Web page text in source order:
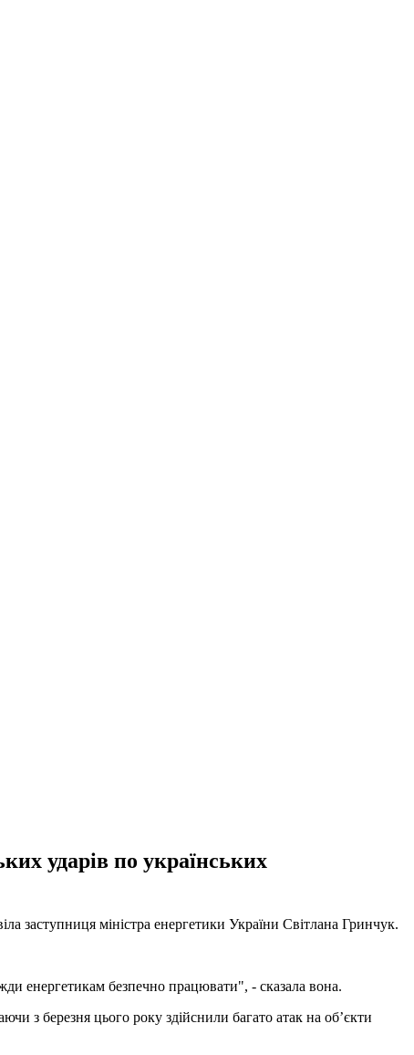
ударів по українських
заступниця міністра енергетики України Світлана Гринчук.
енергетикам безпечно працювати", - сказала вона.
з березня цього року здійснили багато атак на об’єкти